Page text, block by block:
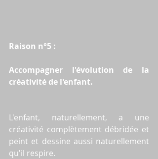
Raison n°5 :
Accompagner l'évolution de la
créativité de l'enfant.
L'enfant, naturellement, a une
créativité complètement débridée et
peint et dessine aussi naturellement
qu'il respire.